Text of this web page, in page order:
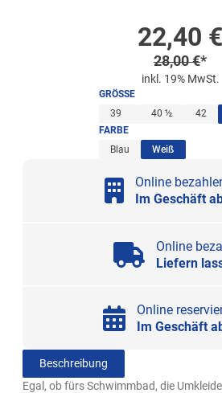
22,40 €
28,00€*
inkl. 19% MwSt.
GRÖSSE
39
40 ½ 42
FARBE
Blau
Weiß
Online
Im Geschäft
Online
Liefern
Online
Im Geschäft
Beschreibung
Egal, ob fürs Schwimmbad, die